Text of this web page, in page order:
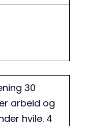
30
arbeid og
hvile. 4